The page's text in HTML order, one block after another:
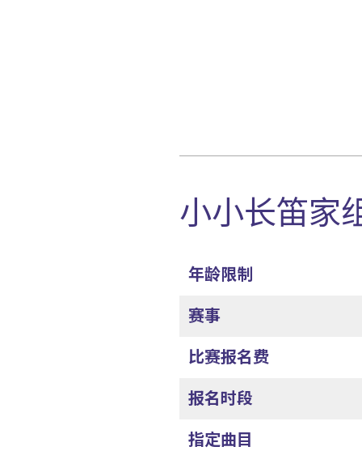
小小长笛家
年龄限制
赛事
比赛报名费
报名时段
指定曲目